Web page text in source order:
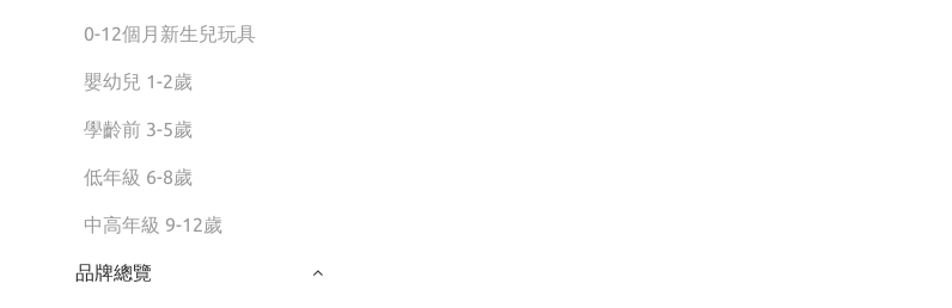
0-12個月新生兒玩具
嬰幼兒 1-2歲
學齡前 3-5歲
低年級 6-8歲
中高年級 9-12歲
品牌總覽